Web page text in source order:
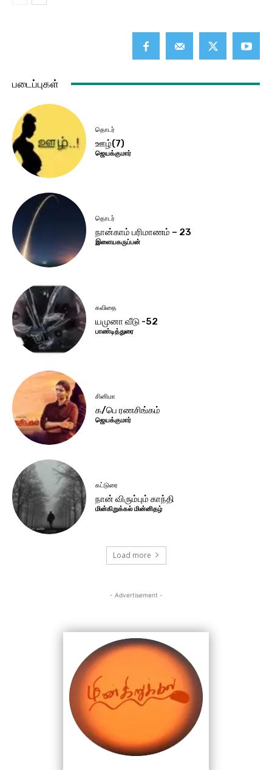
படைப்புகள்
தொடர்
ஊழ்(7)
ஜெயக்குமார்
தொடர்
நான்காம் பரிமாணம் – 23
இளையகருப்பன்
கவிதை
யமுனா வீடு -52
பாண்டித்துரை
சினிமா
க/பெ ரணசிங்கம்
ஜெயக்குமார்
கட்டுரை
நான் விரும்பும் காந்தி
மின்கிறுக்கல் மின்னிதழ்
Load more
- Advertisement -